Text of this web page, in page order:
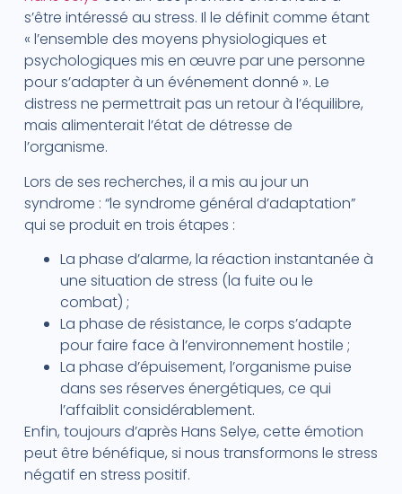
s’être intéressé au stress. Il le définit comme étant
« l’ensemble des moyens physiologiques et
psychologiques mis en œuvre par une personne
pour s’adapter à un événement donné ». Le
distress ne permettrait pas un retour à l’équilibre,
mais alimenterait l’état de détresse de
l’organisme.
Lors de ses recherches, il a mis au jour un
syndrome : “le syndrome général d’adaptation”
qui se produit en trois étapes :
La phase d’alarme, la réaction instantanée à
une situation de stress (la fuite ou le
combat) ;
La phase de résistance, le corps s’adapte
pour faire face à l’environnement hostile ;
La phase d’épuisement, l’organisme puise
dans ses réserves énergétiques, ce qui
l’affaiblit considérablement.
Enfin, toujours d’après Hans Selye, cette émotion
peut être bénéfique, si nous transformons le stress
négatif en stress positif.